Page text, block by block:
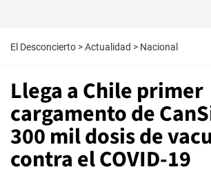
El Desconcierto >Actualidad > Nacional
Llega a Chile primer
cargamento de
300 mil dosis de
contra el COVID-19